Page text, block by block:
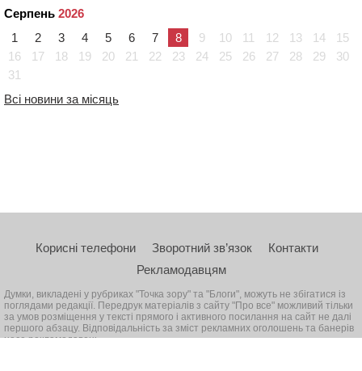
Серпень 2026
1
2 3 4 5 6 7 8 9 10 11 12 13 14
15
16
17 18 19 20 21 22 23 24 25 26 27 28 29
30
31
Всі новини за місяць
Корисні телефони Зворотний зв’язок
Контакти
Рекламодавцям
Думки, викладені у рубриках "Точка зору" та "Блоги", можуть не збігатися із
поглядами редакції. Передрук матеріалів з сайту "Про все" можливий тільки
за умов розміщення у тексті прямого і активного посилання на сайт не далі
першого абзацу. Відповідальність за зміст рекламних оголошень та банерів
несе рекламодавець